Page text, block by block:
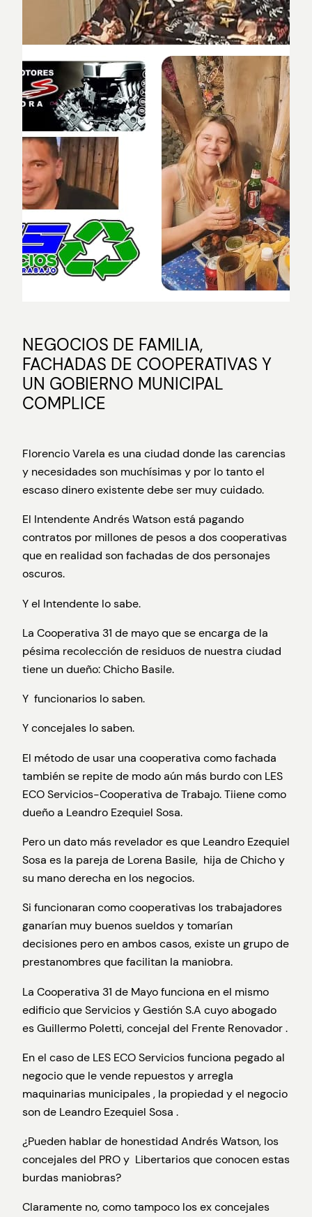
NEGOCIOS DE FAMILIA,
FACHADAS DE COOPERATIVAS Y
UN GOBIERNO MUNICIPAL
COMPLICE
Florencio Varela es una ciudad donde las carencias
y necesidades son muchísimas y por lo tanto el
escaso dinero existente debe ser muy cuidado.
El Intendente Andrés Watson está pagando
contratos por millones de pesos a dos cooperativas
que en realidad son fachadas de dos personajes
oscuros.
Y el Intendente lo sabe.
La Cooperativa 31 de mayo que se encarga de la
pésima recolección de residuos de nuestra ciudad
tiene un dueño: Chicho Basile.
Y funcionarios lo saben.
Y concejales lo saben.
El método de usar una cooperativa como fachada
también se repite de modo aún más burdo con LES
ECO Servicios-Cooperativa de Trabajo. Tiiene como
dueño a Leandro Ezequiel Sosa.
Pero un dato más revelador es que Leandro Ezequiel
Sosa es la pareja de Lorena Basile, hija de Chicho y
su mano derecha en los negocios.
Si funcionaran como cooperativas los trabajadores
ganarían muy buenos sueldos y tomarían
decisiones pero en ambos casos, existe un grupo de
prestanombres que facilitan la maniobra.
La Cooperativa 31 de Mayo funciona en el mismo
edificio que Servicios y Gestión S.A cuyo abogado
es Guillermo Poletti, concejal del Frente Renovador .
En el caso de LES ECO Servicios funciona pegado al
negocio que le vende repuestos y arregla
maquinarias municipales , la propiedad y el negocio
son de Leandro Ezequiel Sosa .
¿Pueden hablar de honestidad Andrés Watson, los
concejales del PRO y Libertarios que conocen estas
burdas maniobras?
Claramente no, como tampoco los ex concejales